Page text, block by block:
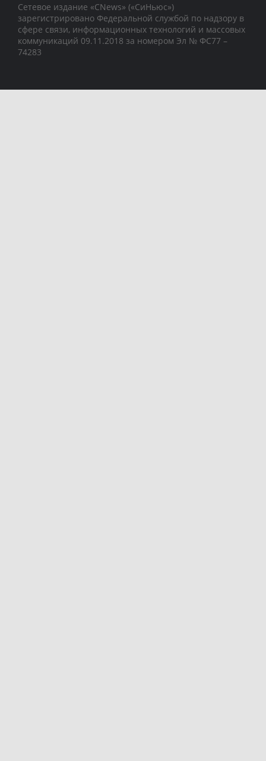
Сетевое издание «CNews» («СиНьюс»)
зарегистрировано Федеральной службой по надзору в
сфере связи, информационных технологий и массовых
коммуникаций 09.11.2018 за номером Эл № ФС77 –
74283